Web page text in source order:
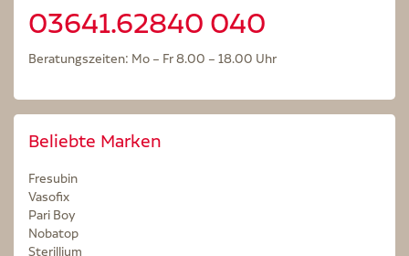
03641.62840 040
Beratungszeiten: Mo – Fr 8.00 – 18.00 Uhr
Beliebte Marken
Fresubin
Vasofix
Pari Boy
Nobatop
Sterillium